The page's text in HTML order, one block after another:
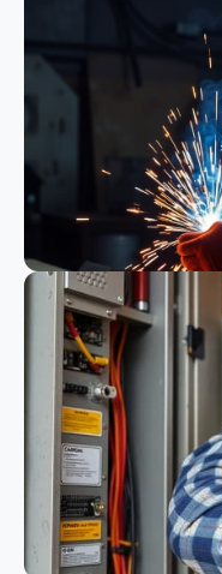
Bauwesen
Schweißen